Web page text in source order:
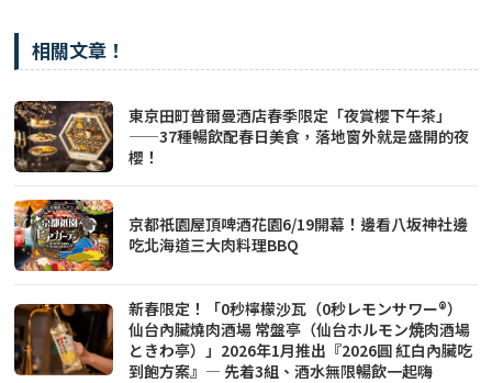
相關文章！
東京田町普爾曼酒店春季限定「夜賞櫻下午茶」
——37種暢飲配春日美食，落地窗外就是盛開的夜
櫻！
京都祇園屋頂啤酒花園6/19開幕！邊看八坂神社邊
吃北海道三大肉料理BBQ
新春限定！「0秒檸檬沙瓦（0秒レモンサワー®）
仙台內臟燒肉酒場 常盤亭（仙台ホルモン焼肉酒場
ときわ亭）」2026年1月推出『2026圓 紅白內臟吃
到飽方案』— 先着3組、酒水無限暢飲一起嗨